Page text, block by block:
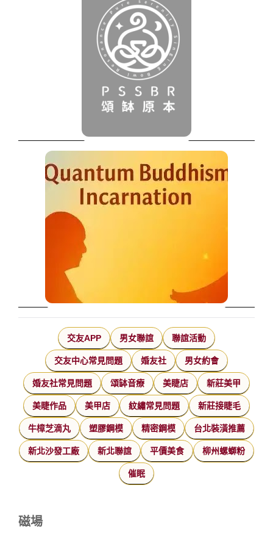
交友APP 男女聯誼 聯誼活動
交友中心常見問題 婚友社 男女約會
婚友社常見問題 頌缽音療 美睫店 新莊美甲
美睫作品 美甲店 紋繡常見問題 新莊接睫毛
牛樟芝滴丸 塑膠鋼模 精密鋼模 台北裝潢推薦
新北沙發工廠 新北聯誼 平價美食 柳州螺螄粉
催眠
磁場